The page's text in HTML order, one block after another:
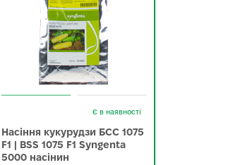
Є в наявності
Насіння кукурудзи БСС 1075
F1 | BSS 1075 F1 Syngenta
5000 насінин